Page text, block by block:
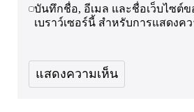
บันทึกชื่อ, อีเมล และชื่อเว็บไซต์
เบราว์เซอร์นี้ สำหรับการแสดงค